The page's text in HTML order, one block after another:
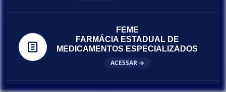
FEME
FARMÁCIA ESTADUAL DE
MEDICAMENTOS ESPECIALIZADOS
ACESSAR →